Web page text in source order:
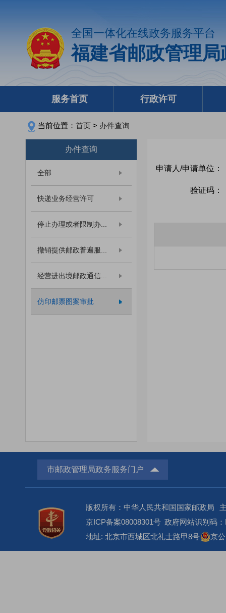
全国一体化在线政务服务平台
福建省邮政管理
服务首页 行政许可
当前位置： 首页 > 办件查询
办件查询
全部
快递业务经营许可
停止办理或者限制办...
撤销提供邮政普遍服...
经营进出境邮政通信...
仿印邮票图案审批
申请人/申请单位：
验证码：
市邮政管理局政务服务门户
版权所有：中华人民共和国国家邮政局
京ICP备案08008301号 政府网站识别码
地址: 北京市西城区北礼士路甲8号
京